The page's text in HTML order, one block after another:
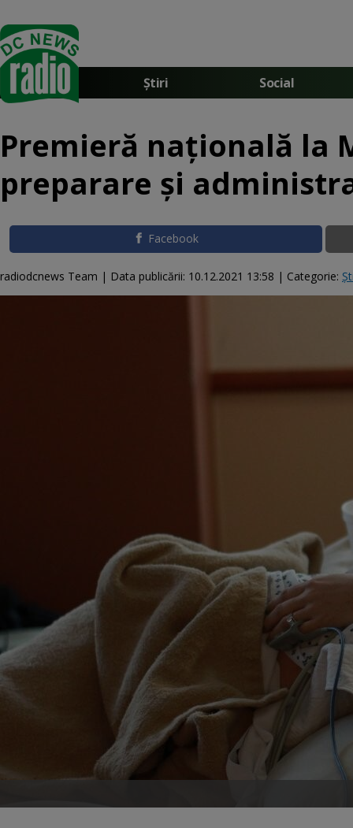
Știri Social
Premieră națională la
preparare și
Facebook
radiodcnews Team | Data publicării: 10.12.2021 13:58 | Categorie: